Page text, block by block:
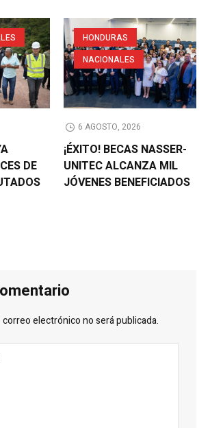
DE
HONDURAS
NACIONALES
6 AGOSTO, 2026
¡ÉXITO! BECAS NASSER-
UNITEC ALCANZA MIL
JÓVENES BENEFICIADOS
electrónico no será publicada.